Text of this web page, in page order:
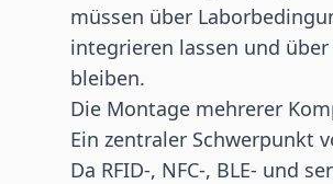
müssen über
integrieren lassen und
bleiben.
Die Montage mehrerer
Ein zentraler Schwerpunkt
Da RFID-, NFC-, BLE- und